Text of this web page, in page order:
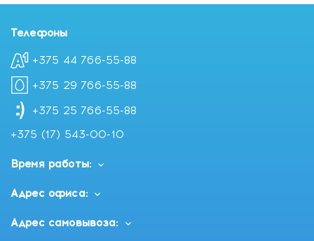
Телефоны
+375 44 766-55-88
+375 29 766-55-88
+375 25 766-55-88
+375 (17) 543-00-10
Время работы:
Адрес офиса:
Адрес самовывоза: